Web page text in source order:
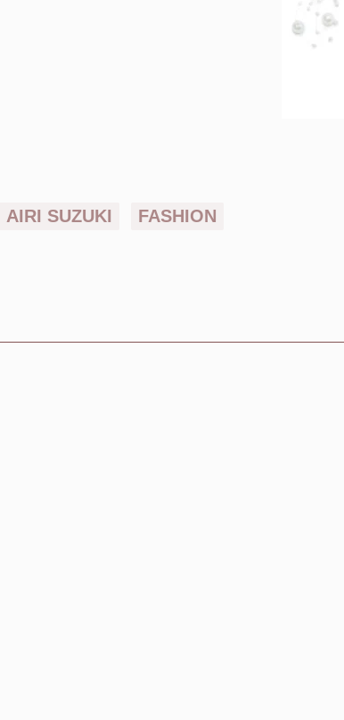
AIRI SUZUKI FASHION